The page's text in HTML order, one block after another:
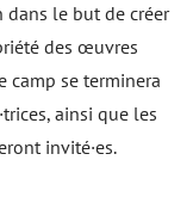
le but de créer
des œuvres
camp se terminera
ainsi que les
invité·es.